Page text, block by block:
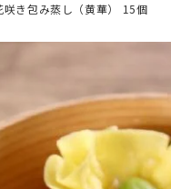
咲き包み蒸し（黄華） 15個